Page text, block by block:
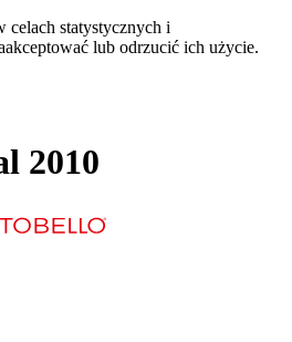
statystycznych i
lub odrzucić ich użycie.
2010